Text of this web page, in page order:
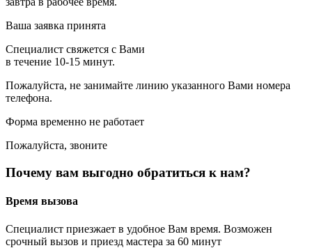
Ваша заявка принята
Специалист свяжется с Вами
в течение 10-15 минут.
Пожалуйста, не занимайте линию указанного Вами номера
телефона.
Форма временно не работает
Пожалуйста, звоните
Почему вам выгодно обратиться к нам?
Время вызова
Специалист приезжает в удобное Вам время. Возможен
срочный вызов и приезд мастера за 60 минут